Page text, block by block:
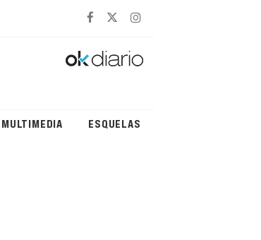
MULTIMEDIA ESQUELAS